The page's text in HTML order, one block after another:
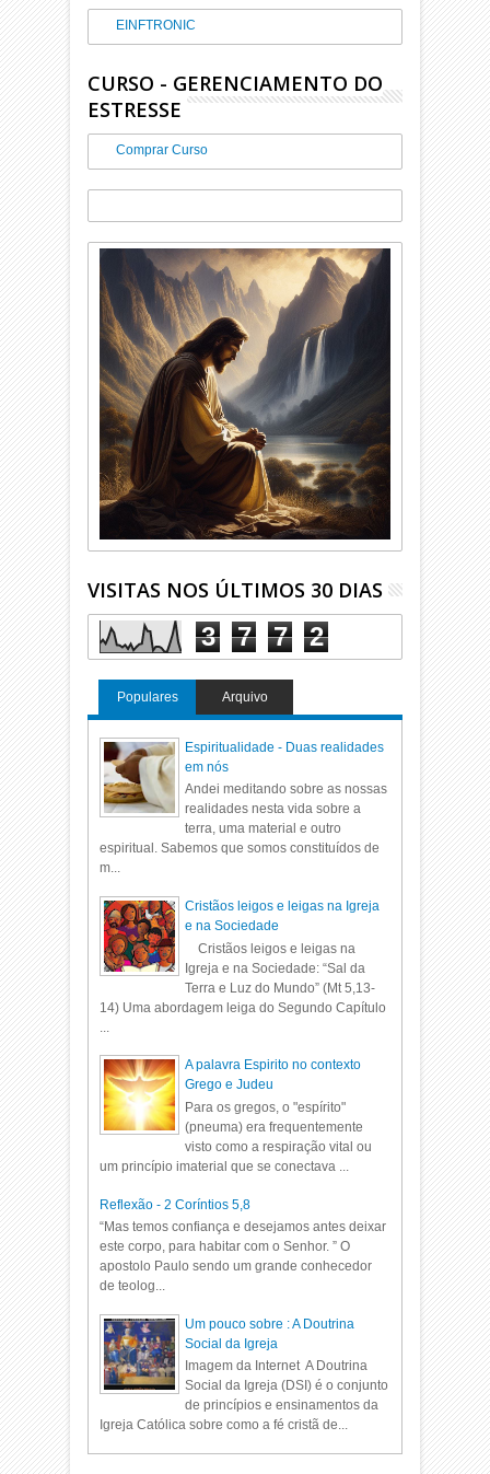
EINFTRONIC
CURSO - GERENCIAMENTO DO
ESTRESSE
Comprar Curso
VISITAS NOS ÚLTIMOS 30 DIAS
3 7 7 2
Populares Arquivo
Espiritualidade - Duas realidades
em nós
Andei meditando sobre as nossas
realidades nesta vida sobre a
terra, uma material e outro
espiritual. Sabemos que somos constituídos de
m...
Cristãos leigos e leigas na Igreja
e na Sociedade
Cristãos leigos e leigas na
Igreja e na Sociedade: “Sal da
Terra e Luz do Mundo” (Mt 5,13-
14) Uma abordagem leiga do Segundo Capítulo
A palavra Espirito no contexto
Grego e Judeu
Para os gregos, o "espírito"
(pneuma) era frequentemente
visto como a respiração vital ou
um princípio imaterial que se conectava ...
Reflexão - 2 Coríntios 5,8
“Mas temos confiança e desejamos antes deixar
este corpo, para habitar com o Senhor. ” O
apostolo Paulo sendo um grande conhecedor
de teolog...
Um pouco sobre : A Doutrina
Social da Igreja
Imagem da Internet A Doutrina
Social da Igreja (DSI) é o conjunto
de princípios e ensinamentos da
Igreja Católica sobre como a fé cristã de...